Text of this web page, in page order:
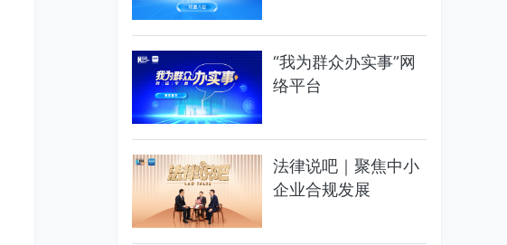
“我为群众办实事”网
络平台
法律说吧｜聚焦中小
企业合规发展